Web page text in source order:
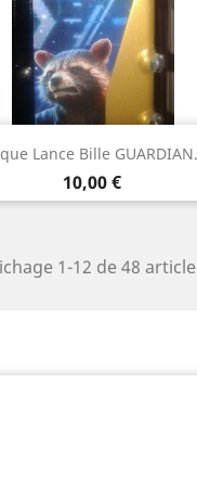
Lance Bille
Prix
10,00 €
Aperçu rapide
1-12 de 48